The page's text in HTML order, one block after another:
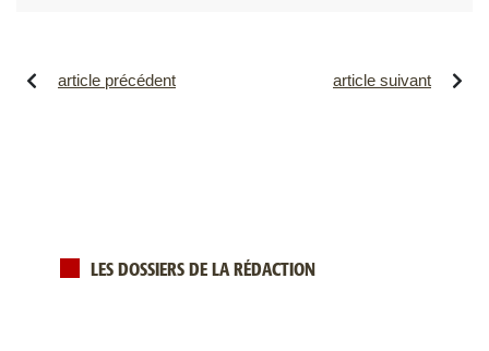
article précédent article suivant
LES DOSSIERS DE LA RÉDACTION